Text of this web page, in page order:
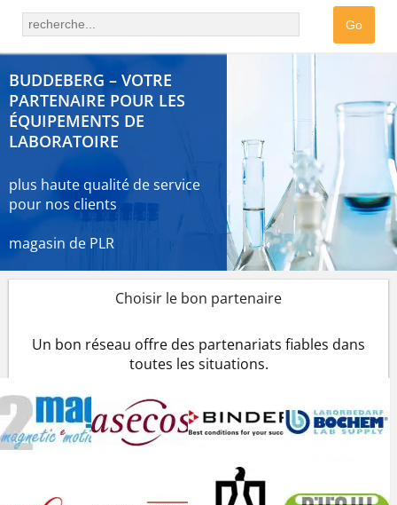
BUDDEBERG – VOTRE
PARTENAIRE POUR LES
ÉQUIPEMENTS DE
LABORATOIRE
plus haute qualité de service
pour nos clients
magasin de PLR
Choisir le bon partenaire
Un bon réseau offre des partenariats fiables dans
toutes les situations.